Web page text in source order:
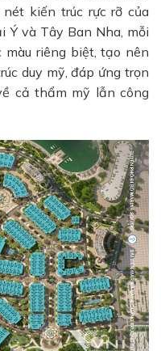
kiến trúc rực rỡ của
Ý và Tây Ban Nha, mỗi
riêng biệt, tạo nên
duy mỹ, đáp ứng trọn
cả thẩm mỹ lẫn công